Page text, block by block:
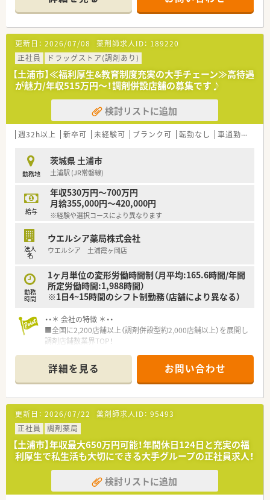
■経験や勤務コースによりますが、経験の少ない方でも500万前
半スタートと業界TOP水準！
■職種や職域に合わせ、豊富な社内研修や外部組織と連携した研
修を用意されています
■薬剤師が中心の会社だからこそ活躍できるキャリアパスが多
種多様に用意されています。
■店舗拡大に伴い、エリアマネジャーや営業部長等のマネジメン
トのポジションも増えます。
■在宅や教育等の専門性を活かせるスペシャリストを目指すこ
とも可能です。
■その他にも、管理部門や商品部門等の本社スタッフなど活動領
域は多種多様です。
■在宅実施店舗は年々増加しており、在宅医療へもしっかりと関
■育児休暇は3歳まで取得が可能で、時短制度は小学5年生まで
時短勤務ができるよう変更予定です。
■年間休日が120日とワークライフバランスが整っています
■日用品から常備薬まで、従業員割引制度など嬉しいメリットも
たくさんあります！
更新日： 2026/07/08 薬剤師求人ID： 189220
正社員
ドラッグストア(調剤あり)
【土浦市】≪福利厚生&教育制度充実の大手チェーン≫高待遇
が魅力/年収515万円～！調剤併設店舗の募集です♪
検討リストに追加
週32h以上 新卒可 未経験可 ブランク可 転勤なし 車通勤可
勤務地
茨城県 土浦市
土浦駅 (JR常磐線)
給与
年収530万円～700万円
月給355,000円～420,000円
※経験や選択コースにより異なります
法人
名
ウエルシア薬局株式会社
ウエルシア 土浦霞ヶ岡店
勤務
時間
1ヶ月単位の変形労働時間制（月平均:165.6時間/年間
所定労働時間:1,988時間）
※1日4~15時間のシフト制勤務（店舗により異なる）
・・＊ 会社の特徴 ＊・・
■全国に2,200店舗以上（調剤併設型約2,000店舗以上）を展開し
調剤店舗数業界TOP！
頑張り次第で高給与も可能！
■経験や勤務コースによりますが、経験の少ない方でも500万前
半スタートと業界TOP水準！
■職種や職域に合わせ、豊富な社内研修や外部組織と連携した研
修を用意されています
■薬剤師が中心の会社だからこそ活躍できるキャリアパスが多
種多様に用意されています。
■店舗拡大に伴い、エリアマネジャーや営業部長等のマネジメン
トのポジションも増えます。
■在宅や教育等の専門性を活かせるスペシャリストを目指すこ
とも可能です。
■その他にも、管理部門や商品部門等の本社スタッフなど活動領
域は多種多様です。
詳細を見る お問い合わせ
更新日： 2026/07/22 薬剤師求人ID： 95493
正社員
調剤薬局
【土浦市】年収最大650万円可能！年間休日124日と充実の福
利厚生で私生活も大切にできる大手グループの正社員求人！
検討リストに追加